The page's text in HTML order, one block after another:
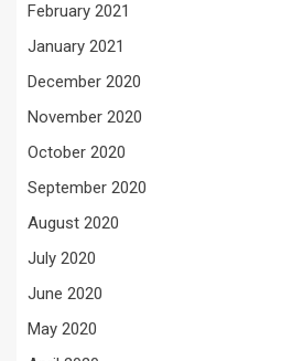
February 2021
January 2021
December 2020
November 2020
October 2020
September 2020
August 2020
July 2020
June 2020
May 2020